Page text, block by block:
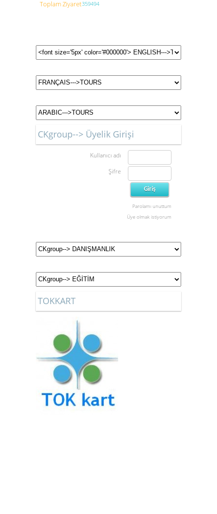
Toplam Ziyaret359494
CKgroup--> Üyelik Girişi
Kullanıcı adı
Şifre
Parolamı unuttum
Üye olmak istiyorum
TOKKART